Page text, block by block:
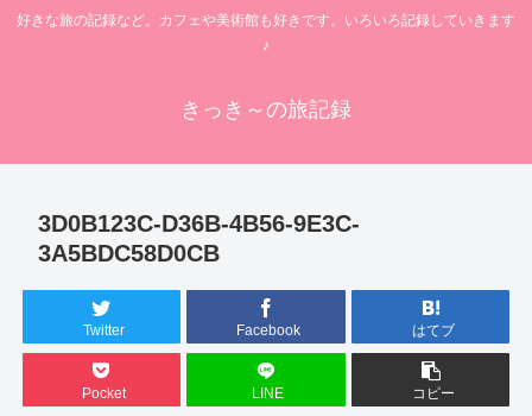
好きな旅の記録など。カフェや美術館も好きです。いろいろ記録していきます
♪
きっき～の旅記録
3D0B123C-D36B-4B56-9E3C-
3A5BDC58D0CB
Twitter Facebook はてブ
Pocket LINE コピー